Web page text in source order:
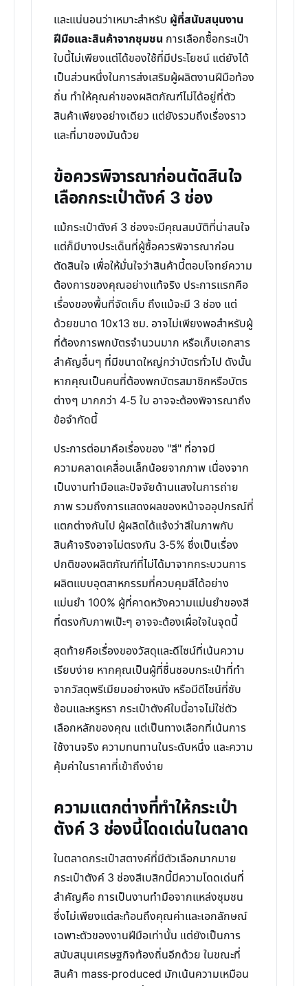
และแน่นอนว่าเหมาะสำหรับ ผู้ที่สนับสนุนงาน
ฝีมือและสินค้าจากชุมชน การเลือกซื้อกระเป๋า
ใบนี้ไม่เพียงแต่ได้ของใช้ที่มีประโยชน์ แต่ยังได้
เป็นส่วนหนึ่งในการส่งเสริมผู้ผลิตงานฝีมือท้อง
ถิ่น ทำให้คุณค่าของผลิตภัณฑ์ไม่ได้อยู่ที่ตัว
สินค้าเพียงอย่างเดียว แต่ยังรวมถึงเรื่องราว
และที่มาของมันด้วย
ข้อควรพิจารณาก่อนตัดสินใจ
เลือกกระเป๋าตังค์ 3 ช่อง
แม้กระเป๋าตังค์ 3 ช่องจะมีคุณสมบัติที่น่าสนใจ
แต่ก็มีบางประเด็นที่ผู้ซื้อควรพิจารณาก่อน
ตัดสินใจ เพื่อให้มั่นใจว่าสินค้านี้ตอบโจทย์ความ
ต้องการของคุณอย่างแท้จริง ประการแรกคือ
เรื่องของพื้นที่จัดเก็บ ถึงแม้จะมี 3 ช่อง แต่
ด้วยขนาด 10x13 ซม. อาจไม่เพียงพอสำหรับผู้
ที่ต้องการพกบัตรจำนวนมาก หรือเก็บเอกสาร
สำคัญอื่นๆ ที่มีขนาดใหญ่กว่าบัตรทั่วไป ดังนั้น
หากคุณเป็นคนที่ต้องพกบัตรสมาชิกหรือบัตร
ต่างๆ มากกว่า 4-5 ใบ อาจจะต้องพิจารณาถึง
ข้อจำกัดนี้
ประการต่อมาคือเรื่องของ "สี" ที่อาจมี
ความคลาดเคลื่อนเล็กน้อยจากภาพ เนื่องจาก
เป็นงานทำมือและปัจจัยด้านแสงในการถ่าย
ภาพ รวมถึงการแสดงผลของหน้าจออุปกรณ์ที่
แตกต่างกันไป ผู้ผลิตได้แจ้งว่าสีในภาพกับ
สินค้าจริงอาจไม่ตรงกัน 3-5% ซึ่งเป็นเรื่อง
ปกติของผลิตภัณฑ์ที่ไม่ได้มาจากกระบวนการ
ผลิตแบบอุตสาหกรรมที่ควบคุมสีได้อย่าง
แม่นยำ 100% ผู้ที่คาดหวังความแม่นยำของสี
ที่ตรงกับภาพเป๊ะๆ อาจจะต้องเผื่อใจในจุดนี้
สุดท้ายคือเรื่องของวัสดุและดีไซน์ที่เน้นความ
เรียบง่าย หากคุณเป็นผู้ที่ชื่นชอบกระเป๋าที่ทำ
จากวัสดุพรีเมียมอย่างหนัง หรือมีดีไซน์ที่ซับ
ซ้อนและหรูหรา กระเป๋าตังค์ใบนี้อาจไม่ใช่ตัว
เลือกหลักของคุณ แต่เป็นทางเลือกที่เน้นการ
ใช้งานจริง ความทนทานในระดับหนึ่ง และความ
คุ้มค่าในราคาที่เข้าถึงง่าย
ความแตกต่างที่ทำให้กระเป๋า
ตังค์ 3 ช่องนี้โดดเด่นในตลาด
ในตลาดกระเป๋าสตางค์ที่มีตัวเลือกมากมาย
กระเป๋าตังค์ 3 ช่องสีเบสิกนี้มีความโดดเด่นที่
สำคัญคือ การเป็นงานทำมือจากแหล่งชุมชน
ซึ่งไม่เพียงแต่สะท้อนถึงคุณค่าและเอกลักษณ์
เฉพาะตัวของงานฝีมือเท่านั้น แต่ยังเป็นการ
สนับสนุนเศรษฐกิจท้องถิ่นอีกด้วย ในขณะที่
สินค้า mass-produced มักเน้นความเหมือน